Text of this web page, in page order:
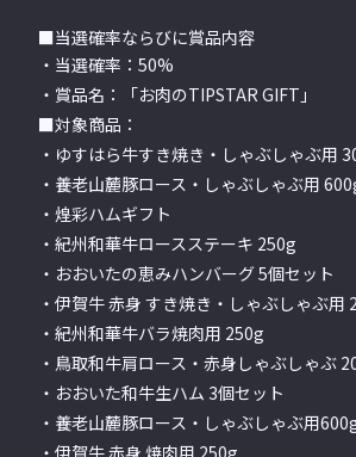
■当選確率ならびに賞品内容
・当選確率：50%
・賞品名：「お肉のTIPSTAR GIFT」
■対象商品：
・ゆすはら牛すき焼き・しゃぶしゃぶ用
・養老山麓豚ロース・しゃぶしゃぶ用
・煌彩ハムギフト
・紀州和華牛ロースステーキ 250g
・おおいたの恵みハンバーグ 5個セット
・伊賀牛 赤身 すき焼き・しゃぶしゃぶ用
・紀州和華牛バラ焼肉用 250g
・鳥取和牛肩ロース・赤身しゃぶしゃぶ
・おおいた和牛生ハム 3個セット
・養老山麓豚ロース・しゃぶしゃぶ用
・伊賀牛 赤身 焼肉用 250g